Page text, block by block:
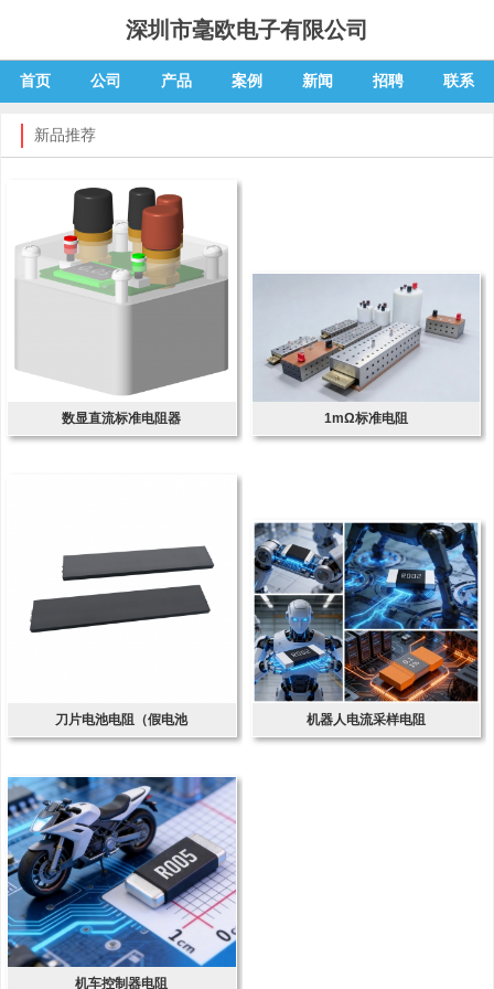
深圳市毫欧电子有限公司
首页 公司 产品 案例 新闻 招聘 联系
新品推荐
数显直流标准电阻器 1mΩ标准电阻
刀片电池电阻（假电池 机器人电流采样电阻
机车控制器电阻